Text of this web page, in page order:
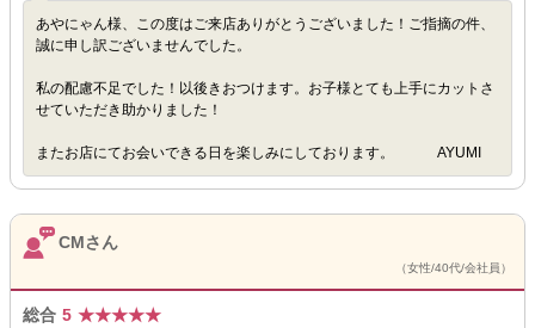
あやにゃん様、この度はご来店ありがとうございました！ご指摘の件、
誠に申し訳ございませんでした。
私の配慮不足でした！以後きおつけます。お子様とても上手にカットさ
せていただき助かりました！
またお店にてお会いできる日を楽しみにしております。 AYUMI
CMさん
（女性/40代/会社員）
総合 5 ★★★★★